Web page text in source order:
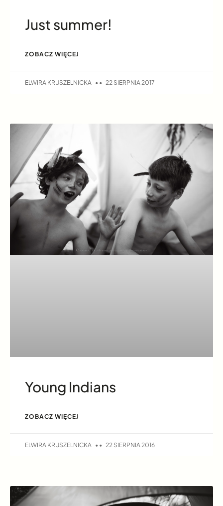
Just summer!
ZOBACZ WIĘCEJ
ELWIRA KRUSZELNICKA 22 SIERPNIA 2017
Young Indians
ZOBACZ WIĘCEJ
ELWIRA KRUSZELNICKA 22 SIERPNIA 2016